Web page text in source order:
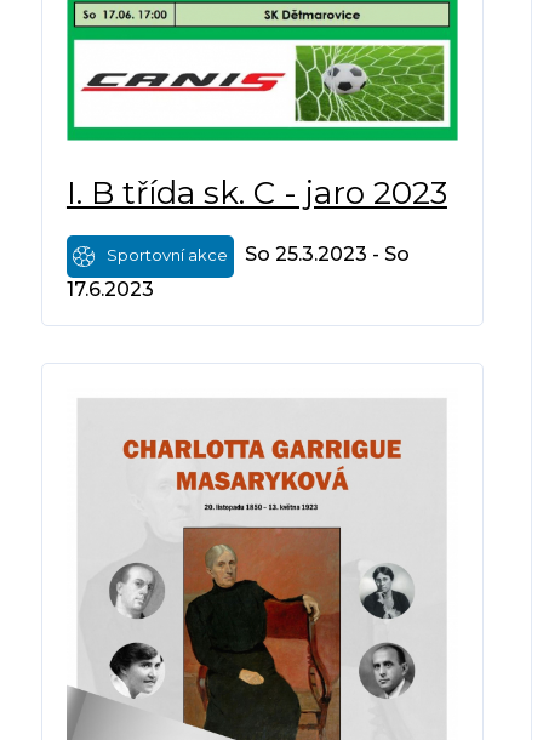
I. B třída sk. C - jaro 2023
Sportovní akce
So 25.3.2023 - So
17.6.2023